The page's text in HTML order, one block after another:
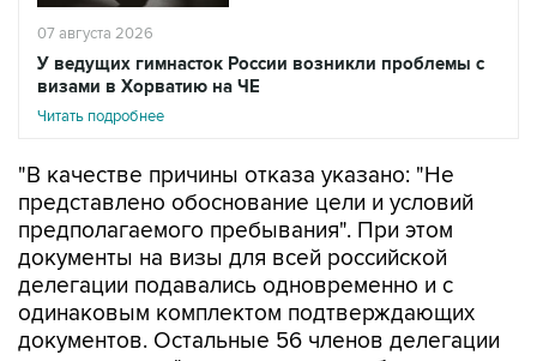
У ведущих гимнасток России возникли проблемы с
визами в Хорватию на ЧЕ
Читать подробнее
"В качестве причины отказа указано: "Не
предполагаемого пребывания". При этом
документы на визы для всей российской
делегации подавались одновременно и с
одинаковым комплектом подтверждающих
документов. Остальные 56 членов делегации
визы получили", - говорится в сообщении
федерации.